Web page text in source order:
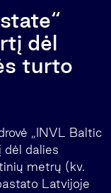
dėl
turto
„INVL Baltic
dėl dalies
metrų (kv.
Latvijoje